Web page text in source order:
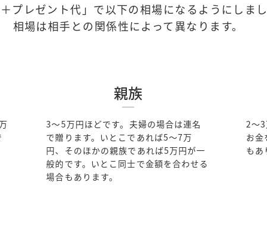
＋プレゼント代」で以下の相場になるようにしまし
相場は相手との関係性によって異なります。
親族
3～5万円ほどです。夫婦の場合は連名
で贈ります。いとこであれば5～7万
円、そのほかの親族であれば5万円が一
般的です。いとこ同士で金額を合わせる
場合もあります。
2～
お金
もあ